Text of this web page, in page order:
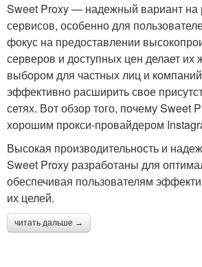
Sweet Proxy — надежный вариант на
сервисов, особенно для
фокус на предоставлении
серверов и доступных цен делает
выбором для частных лиц и
эффективно расширить свое
сетях. Вот обзор того, почему Sweet
хорошим прокси-провайдером
Высокая производительность и
Sweet Proxy разработаны для
обеспечивая пользователям
их целей.
читать дальше →